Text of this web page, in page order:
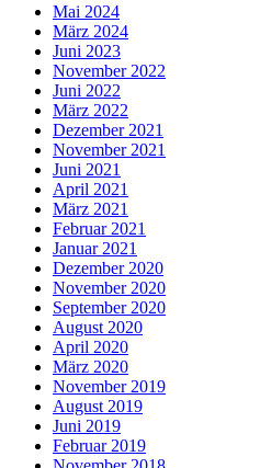
Mai 2024
März 2024
Juni 2023
November 2022
Juni 2022
März 2022
Dezember 2021
November 2021
Juni 2021
April 2021
März 2021
Februar 2021
Januar 2021
Dezember 2020
November 2020
September 2020
August 2020
April 2020
März 2020
November 2019
August 2019
Juni 2019
Februar 2019